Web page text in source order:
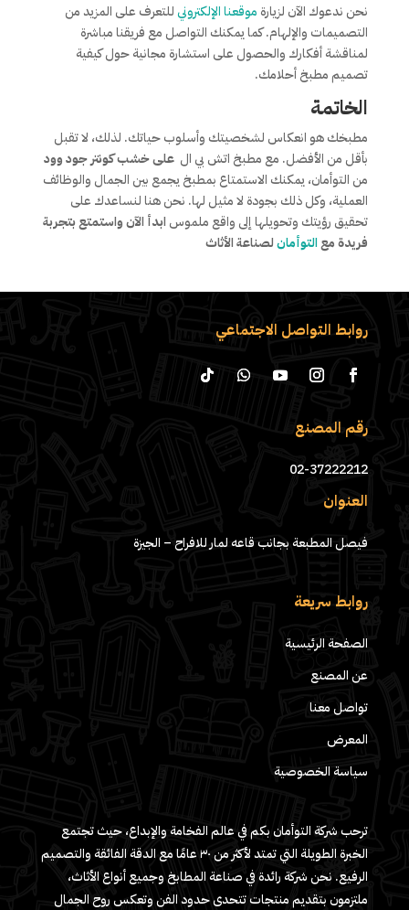
نحن ندعوك الآن لزيارة موقعنا الإلكترونيللتعرف على المزيد من
التصميمات والإلهام. كما يمكنك التواصل مع فريقنا مباشرة
لمناقشة أفكارك والحصول على استشارة مجانية حول كيفية
تصميم مطبخ أحلامك.
الخاتمة
مطبخك هو انعكاس لشخصيتك وأسلوب حياتك. لذلك، لا تقبل
بأقل من الأفضل. مع مطبخ اتش بي ال على خشب كونتر جود وود
من التوأمان، يمكنك الاستمتاع بمطبخ يجمع بين الجمال والوظائف
العملية، وكل ذلك بجودة لا مثيل لها. نحن هنا لنساعدك على
تحقيق رؤيتك وتحويلها إلى واقع ملموس ابدأ الآن واستمتع بتجربة
فريدة معالتوأمانلصناعة الأثاث
روابط التواصل الاجتماعي
رقم المصنع
02-37222212
العنوان
فيصل المطبعة بجانب قاعه لمار للافراح – الجيزة
روابط سريعة
الصفحة الرئيسية
عن المصنع
تواصل معنا
المعرض
سياسة الخصوصية
ترحب شركة التوأمان بكم في عالم الفخامة والإبداع، حيث تجتمع
الخبرة الطويلة التي تمتد لأكثر من ٣٠ عامًا مع الدقة الفائقة والتصميم
الرفيع. نحن شركة رائدة في صناعة المطابخ وجميع أنواع الأثاث،
ملتزمون بتقديم منتجات تتحدى حدود الفن وتعكس روح الجمال